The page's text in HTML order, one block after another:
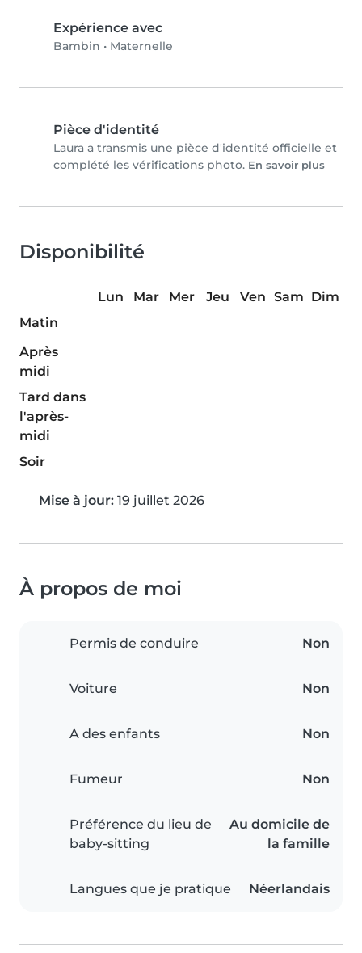
Expérience avec
Bambin • Maternelle
Pièce d'identité
Laura a transmis une pièce d'identité officielle et
complété les vérifications photo. En savoir plus
Disponibilité
Lun Mar Mer Jeu Ven Sam Dim
Matin
Après
midi
Tard dans
l'après-
midi
Soir
Mise à jour: 19 juillet 2026
À propos de moi
Permis de conduire Non
Voiture Non
A des enfants Non
Fumeur Non
Préférence du lieu de
baby-sitting
Au domicile de
la famille
Langues que je pratique Néerlandais